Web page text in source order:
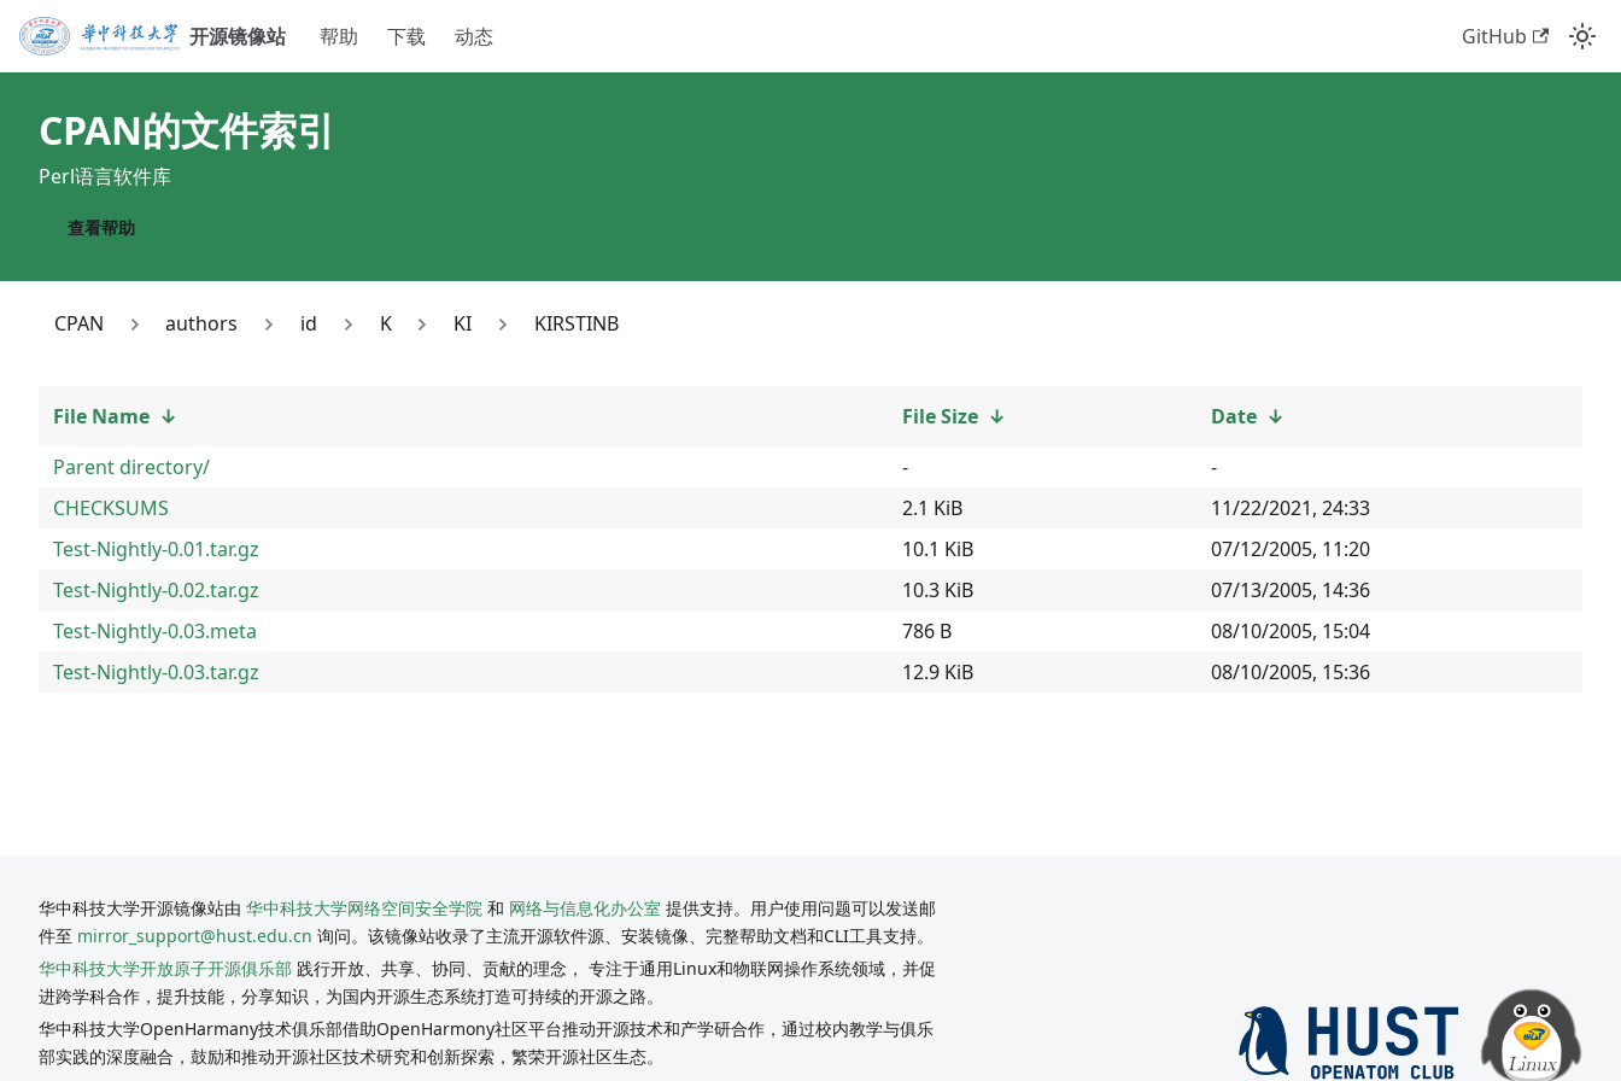
开源镜像站 帮助 下载 动态 GitHub
CPAN的文件索引
Perl语言软件库
查看帮助
CPAN authors id K KI KIRSTINB
File Name ↓ File Size ↓ Date ↓
Parent directory/
-
-
CHECKSUMS
2.1 KiB
11/22/2021, 24:33
Test-Nightly-0.01.tar.gz
10.1 KiB
07/12/2005, 11:20
Test-Nightly-0.02.tar.gz
10.3 KiB
07/13/2005, 14:36
Test-Nightly-0.03.meta
786 B
08/10/2005, 15:04
Test-Nightly-0.03.tar.gz
12.9 KiB 08/10/2005, 15:36
华中科技大学开源镜像站由 华中科技大学网络空间安全学院 和 网络与信息化办公室 提供支持。用户使用问题可以发送邮
件至 mirror_support@hust.edu.cn 询问。该镜像站收录了主流开源软件源、安装镜像、完整帮助文档和CLI工具支持。
华中科技大学开放原子开源俱乐部 践行开放、共享、协同、贡献的理念， 专注于通用Linux和物联网操作系统领域，并促
进跨学科合作，提升技能，分享知识，为国内开源生态系统打造可持续的开源之路。
华中科技大学OpenHarmany技术俱乐部借助OpenHarmony社区平台推动开源技术和产学研合作，通过校内教学与俱乐
部实践的深度融合，鼓励和推动开源社区技术研究和创新探索，繁荣开源社区生态。